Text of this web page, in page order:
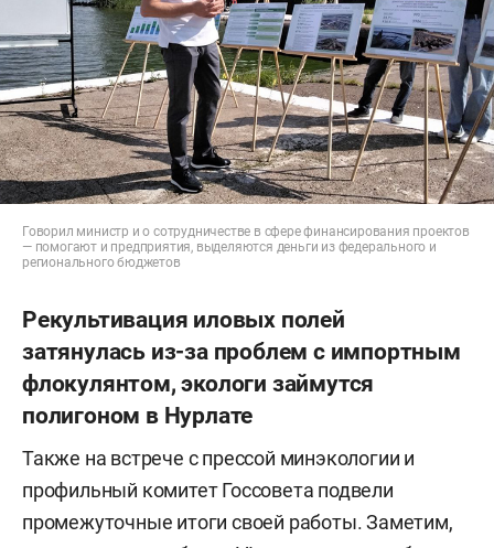
Говорил министр и о сотрудничестве в сфере финансирования проектов
— помогают и предприятия, выделяются деньги из федерального и
регионального бюджетов
Рекультивация иловых полей
затянулась из-за проблем с импортным
флокулянтом, экологи займутся
полигоном в Нурлате
Также на встрече с прессой минэкологии и
профильный комитет Госсовета подвели
промежуточные итоги своей работы. Заметим,